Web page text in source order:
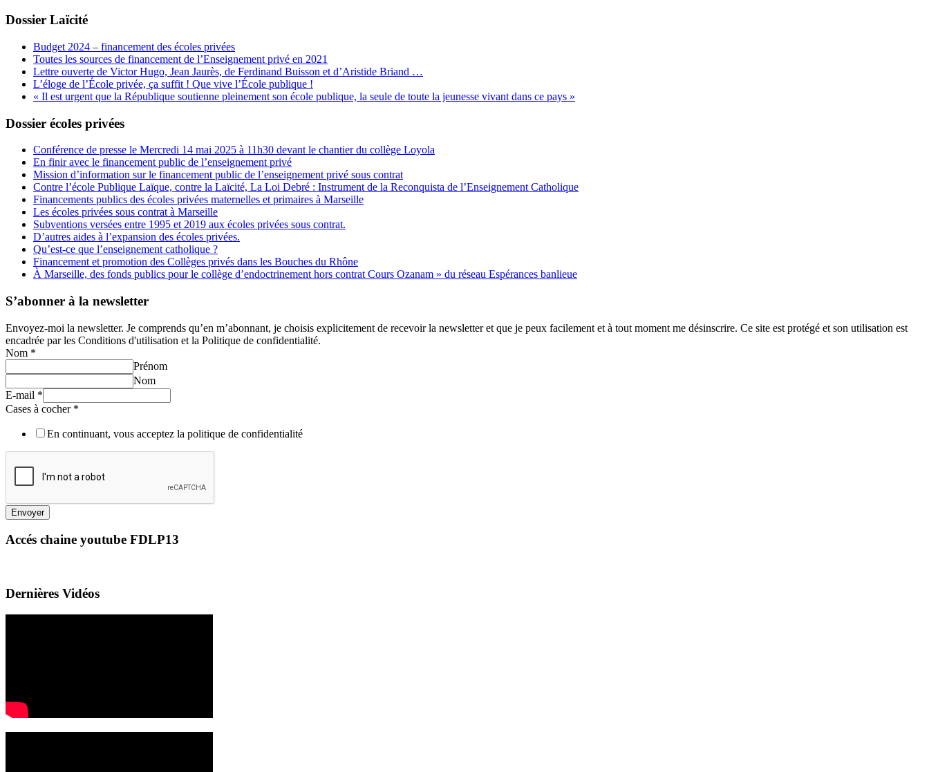
Dossier Laïcité
Budget 2024 – financement des écoles privées
Toutes les sources de financement de l’Enseignement privé en 2021
Lettre ouverte de Victor Hugo, Jean Jaurès, de Ferdinand Buisson et d’Aristide Briand …
L’éloge de l’École privée, ça suffit ! Que vive l’École publique !
« Il est urgent que la République soutienne pleinement son école publique, la seule de toute la jeunesse vivant dans ce pays »
Dossier écoles privées
Conférence de presse le Mercredi 14 mai 2025 à 11h30 devant le chantier du collège Loyola
En finir avec le financement public de l’enseignement privé
Mission d’information sur le financement public de l’enseignement privé sous contrat
Contre l’école Publique Laïque, contre la Laïcité, La Loi Debré : Instrument de la Reconquista de l’Enseignement Catholique
Financements publics des écoles privées maternelles et primaires à Marseille
Les écoles privées sous contrat à Marseille
Subventions versées entre 1995 et 2019 aux écoles privées sous contrat.
D’autres aides à l’expansion des écoles privées.
Qu’est-ce que l’enseignement catholique ?
Financement et promotion des Collèges privés dans les Bouches du Rhône
À Marseille, des fonds publics pour le collège d’endoctrinement hors contrat Cours Ozanam » du réseau Espérances banlieue
S’abonner à la newsletter
Envoyez-moi la newsletter. Je comprends qu’en m’abonnant, je choisis explicitement de recevoir la newsletter et que je peux facilement et à tout moment me désinscrire. Ce site est protégé et son utilisation est
encadrée par les Conditions d'utilisation et la Politique de confidentialité.
Nom *
Prénom
Nom
E-mail *
Cases à cocher *
En continuant, vous acceptez la politique de confidentialité
Envoyer
Accés chaine youtube FDLP13
Dernières Vidéos